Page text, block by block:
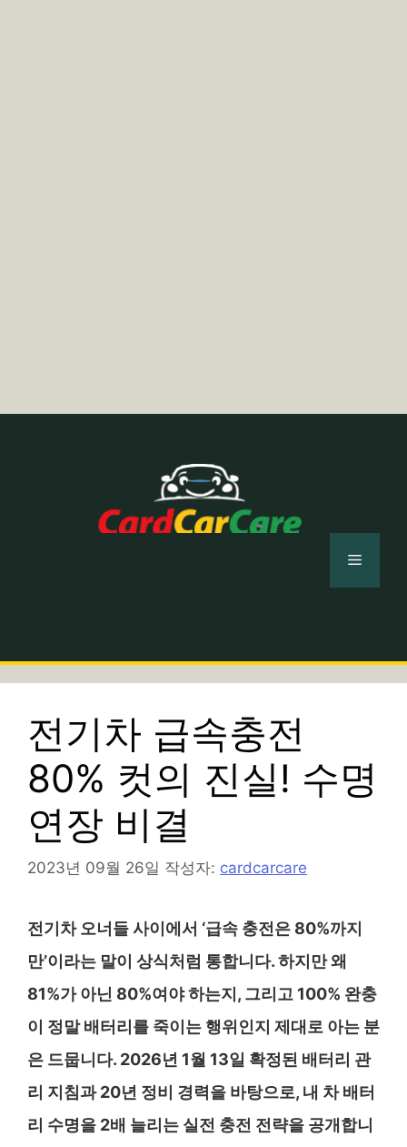
메
전기차 급속충전
80% 컷의 진실! 수명
연장 비결
2023년 09월 26일 작성자: cardcarcare
전기차 오너들 사이에서 ‘급속 충전은 80%까지
만’이라는 말이 상식처럼 통합니다. 하지만 왜
81%가 아닌 80%여야 하는지, 그리고 100% 완충
이 정말 배터리를 죽이는 행위인지 제대로 아는 분
은 드뭅니다. 2026년 1월 13일 확정된 배터리 관
리 지침과 20년 정비 경력을 바탕으로, 내 차 배터
리 수명을 2배 늘리는 실전 충전 전략을 공개합니